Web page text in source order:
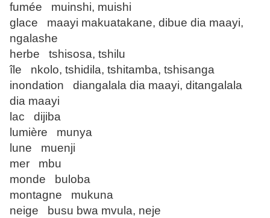
fumée muinshi, muishi
glace maayi makuatakane, dibue dia maayi,
ngalashe
herbe tshisosa, tshilu
île nkolo, tshidila, tshitamba, tshisanga
inondation diangalala dia maayi, ditangalala
dia maayi
lac dijiba
lumière munya
lune muenji
mer mbu
monde buloba
montagne mukuna
neige busu bwa mvula, neje